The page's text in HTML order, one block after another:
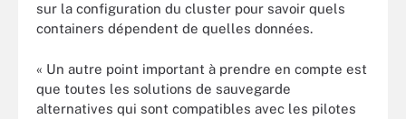
sur la configuration du cluster pour savoir quels
containers dépendent de quelles données.
« Un autre point important à prendre en compte est
que toutes les solutions de sauvegarde
alternatives qui sont compatibles avec les pilotes